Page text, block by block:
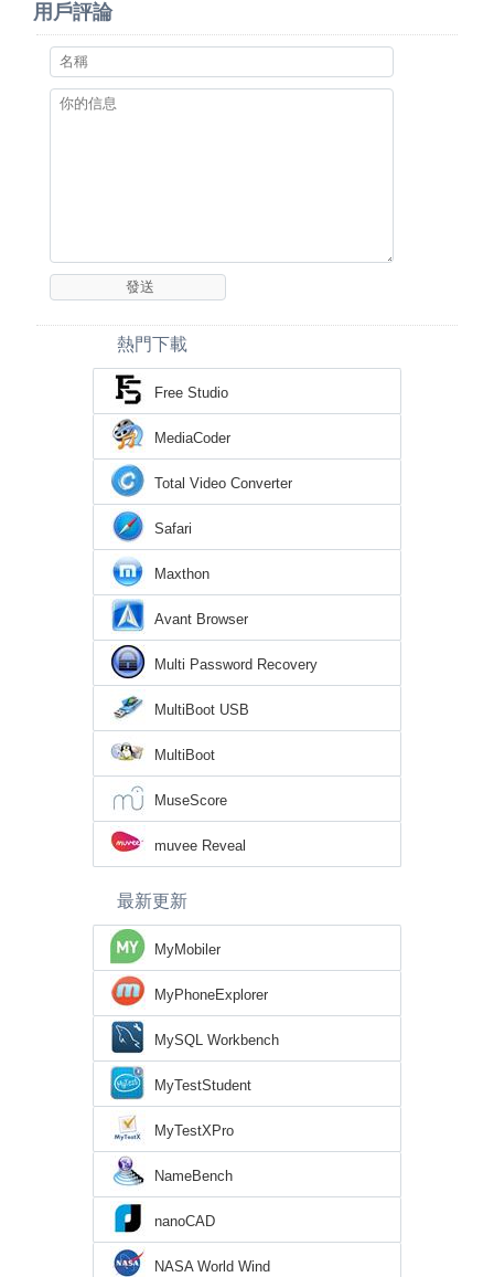
用戶評論
熱門下載
Free Studio
MediaCoder
Total Video Converter
Safari
Maxthon
Avant Browser
Multi Password Recovery
MultiBoot USB
MultiBoot
MuseScore
muvee Reveal
最新更新
MyMobiler
MyPhoneExplorer
MySQL Workbench
MyTestStudent
MyTestXPro
NameBench
nanoCAD
NASA World Wind